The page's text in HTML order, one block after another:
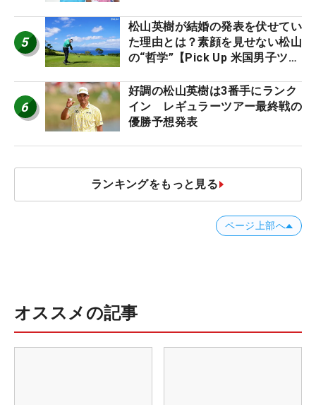
5
松山英樹が結婚の発表を伏せてい
た理由とは？素顔を見せない松山
の“哲学”【Pick Up 米国男子ツア
6
好調の松山英樹は3番手にランク
イン レギュラーツアー最終戦の
優勝予想発表
ランキングをもっと見る
ページ上部へ
オススメの記事